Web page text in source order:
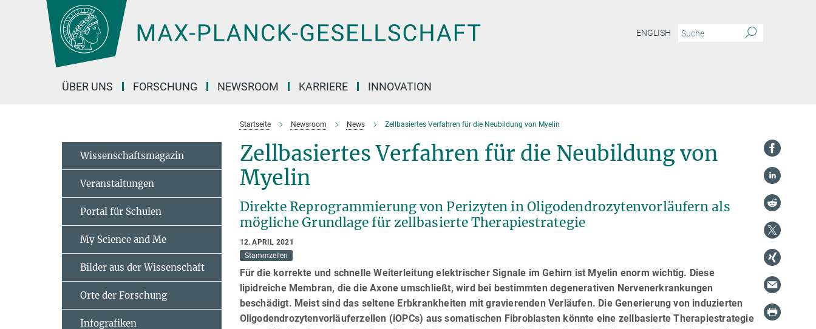
Hauptinhalt
ENGLISH
ÜBER UNS FORSCHUNG NEWSROOM KARRIERE INNOVATION
Startseite Newsroom News Zellbasiertes Verfahren für die Neubildung von Myelin
Zellbasiertes Verfahren für die Neubildung von
Myelin
Direkte Reprogrammierung von Perizyten in Oligodendrozytenvorläufern als
mögliche Grundlage für zellbasierte Therapiestrategie
12. APRIL 2021
Stammzellen
Für die korrekte und schnelle Weiterleitung elektrischer Signale im Gehirn ist Myelin enorm wichtig. Diese
lipidreiche Membran, die die Axone umschließt, wird bei bestimmten degenerativen Nervenerkrankungen
beschädigt. Meist sind das seltene Erbkrankheiten mit gravierenden Verläufen. Die Generierung von induzierten
Oligodendrozytenvorläuferzellen (iOPCs) aus somatischen Fibroblasten könnte eine zellbasierte Therapiestrategie
Wissenschaftsmagazin
Veranstaltungen
Portal für Schulen
My Science and Me
Bilder aus der Wissenschaft
Orte der Forschung
Infografiken